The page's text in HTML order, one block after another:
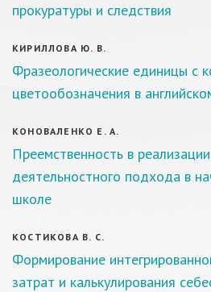
прокуратуры и следствия
КИРИЛЛОВА Ю. В.
Фразеологические единицы с
цветообозначения в
КОНОВАЛЕНКО Е. А.
Преемственность в
деятельностного подхода в
школе
КОСТИКОВА В. С.
Формирование
затрат и калькулирования